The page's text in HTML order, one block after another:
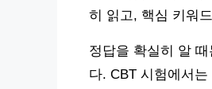
히 읽고, 핵심 키워
정답을 확실히 알
다. CBT 시험에서